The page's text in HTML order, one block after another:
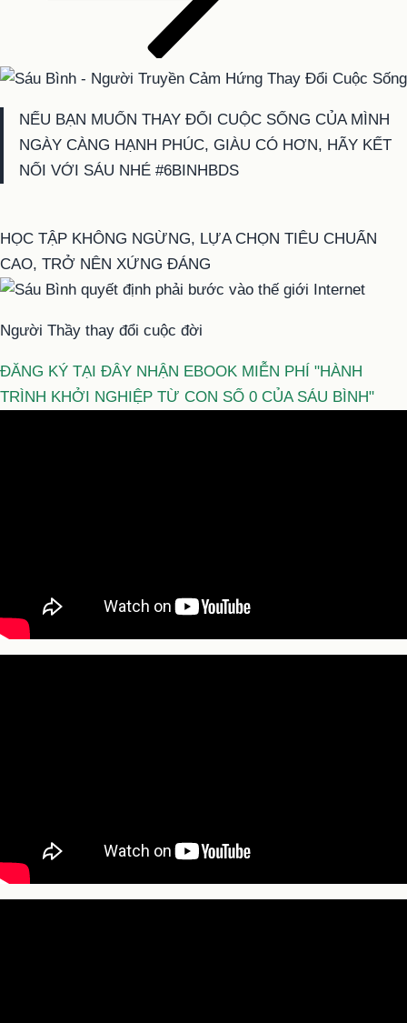
NẾU BẠN MUỐN THAY ĐỔI CUỘC SỐNG CỦA MÌNH
NGÀY CÀNG HẠNH PHÚC, GIÀU CÓ HƠN, HÃY KẾT
NỐI VỚI SÁU NHÉ #6BINHBDS
HỌC TẬP KHÔNG NGỪNG, LỰA CHỌN TIÊU CHUẨN
CAO, TRỞ NÊN XỨNG ĐÁNG
Người Thầy thay đổi cuộc đời
ĐĂNG KÝ TẠI ĐÂY NHẬN EBOOK MIỄN PHÍ "HÀNH
TRÌNH KHỞI NGHIỆP TỪ CON SỐ 0 CỦA SÁU BÌNH"